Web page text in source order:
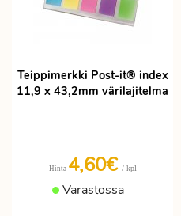
Teippimerkki Post-it® index
11,9 x 43,2mm värilajitelma
Hinta 4,60€ / kpl
Varastossa